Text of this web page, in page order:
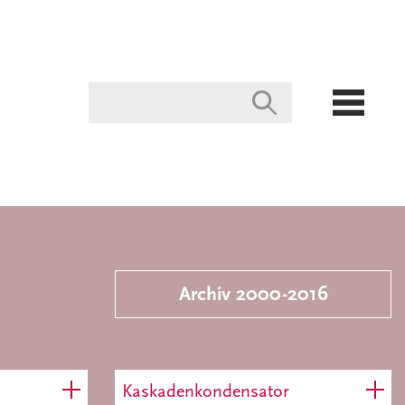
Archiv 2000-2016
Kaskadenkondensator